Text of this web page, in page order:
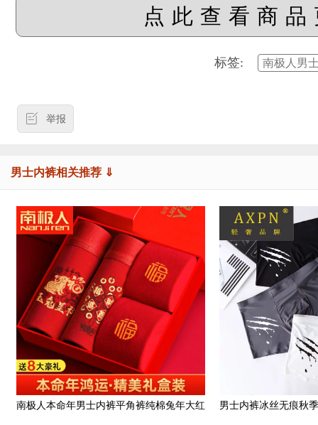
点此查看商
标签: 南极人男
举报
男士内裤相关推荐 ⇓
南极人本命年男士内裤平角裤纯棉兔年大红
男士内裤冰丝无痕秋